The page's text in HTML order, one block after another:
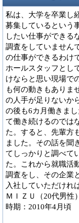
私は、大学を卒業し
募集しているという
したい仕事ができる
調査をしていません
の仕事ができるわけ
ホールスタッフとし
けならと思い現場で
も何の動きもありま
の人手が足りないか
の後も6カ月働きま
て働き続けるのでは
た。すると、先輩方
ました。その話を聞
てしっかりと調べて
た。これから就職活
調査をし、その企業
入社していただけれ
ＭＩＺＵ（20代男性）
時期：2010年4月頃